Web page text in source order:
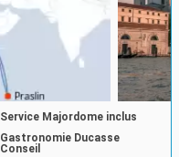
Service Majordome inclus
Gastronomie Ducasse
Conseil